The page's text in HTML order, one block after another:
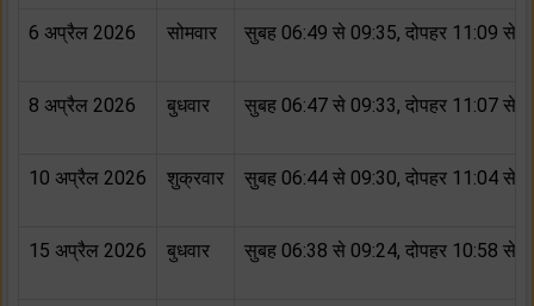
6 अप्रैल 2026 सोमवार सुबह 06:49 से 09:35, दोपहर 11:09 से
8 अप्रैल 2026 बुधवार सुबह 06:47 से 09:33, दोपहर 11:07 से
10 अप्रैल 2026 शुक्रवार सुबह 06:44 से 09:30, दोपहर 11:04 से
15 अप्रैल 2026 बुधवार सुबह 06:38 से 09:24, दोपहर 10:58 से